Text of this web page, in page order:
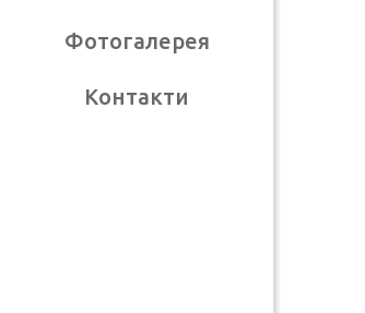
Фотогалерея
Контакти